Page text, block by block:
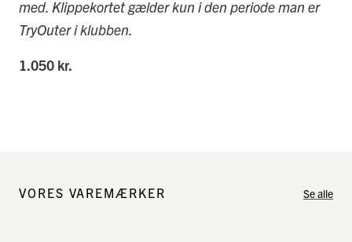
med. Klippekortet gælder kun i den periode man er
TryOuter i klubben.
1.050 kr.
VORES VAREMÆRKER Se alle